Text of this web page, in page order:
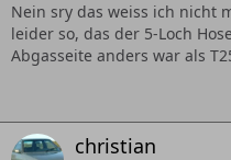
Nein sry das weiss ich nicht
leider so, das der 5-Loch
Abgasseite anders war als
christian